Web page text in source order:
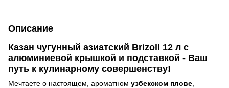
Описание
Казан чугунный азиатский Brizoll 12 л с
алюминиевой крышкой и подставкой - Ваш
путь к кулинарному совершенству!
Мечтаете о настоящем, ароматном узбекском плове